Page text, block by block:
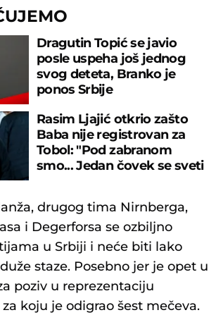
Dragutin Topić se javio
posle uspeha još jednog
svog deteta, Branko je
ponos Srbije
Rasim Ljajić otkrio zašto
Baba nije registrovan za
Tobol: "Pod zabranom
smo... Jedan čovek se sveti
drugog tima Nirnberga,
i Degerforsa se ozbiljno
u Srbiji i neće biti lako
staze. Posebno jer je opet u
poziv u reprezentaciju
koju je odigrao šest mečeva.